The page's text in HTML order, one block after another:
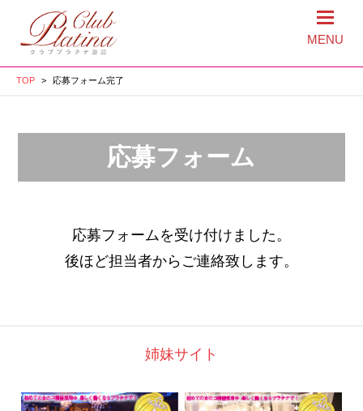
MENU
TOP > 応募フォーム完了
応募フォーム
応募フォームを受け付けました。
後ほど担当者からご連絡致します。
姉妹サイト